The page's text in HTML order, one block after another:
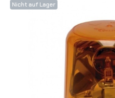
Nicht auf Lager